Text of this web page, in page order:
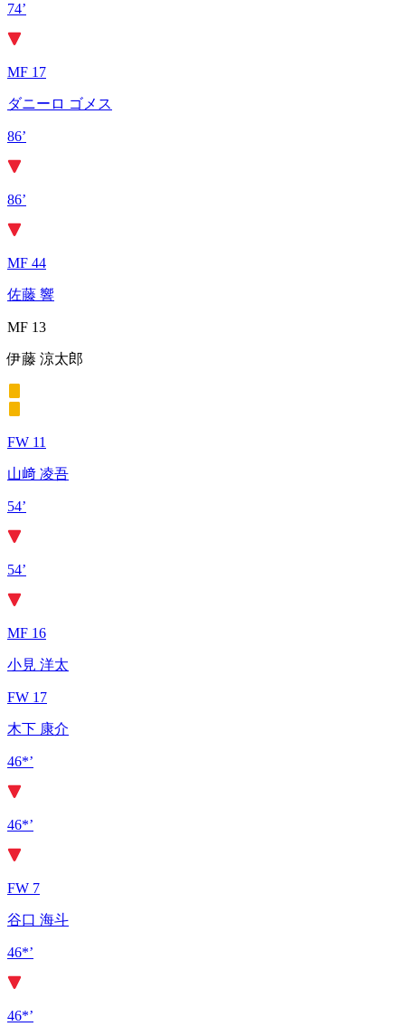
74’
MF 17
ダニーロ ゴメス
86’
86’
MF 44
佐藤 響
MF 13
伊藤 涼太郎
FW 11
山﨑 凌吾
54’
54’
MF 16
小見 洋太
FW 17
木下 康介
46*’
46*’
FW 7
谷口 海斗
46*’
46*’